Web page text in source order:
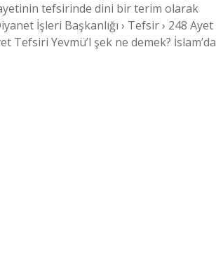
tefsirinde dini bir terim olarak
İşleri Başkanlığı › Tefsir › 248 Ayet
Tefsiri Yevmü’l şek ne demek? İslam’da